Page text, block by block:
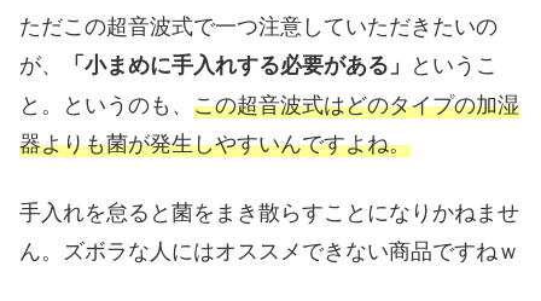
ただこの超音波式で一つ注意していただきたいの
が、
「小まめに手入れする必要がある」 というこ
と。というのも、 この超音波式はどのタイプの加湿
器よりも菌が発生しやすいんですよね。
手入れを怠ると菌をまき散らすことになりかねませ
ん。ズボラな人にはオススメできない商品ですねｗ